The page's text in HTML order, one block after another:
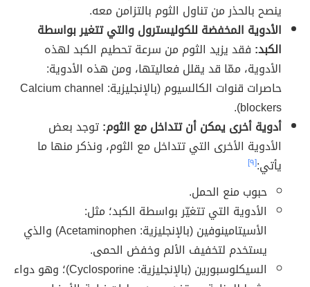
ينصح بالحذر من تناول الثوم بالتزامن معه.
الأدوية المخفضة للكوليسترول والتي تتغير بواسطة
الكبد: فقد يزيد الثوم من سرعة تحطيم الكبد لهذه
الأدوية، ممّا قد يقلل فعاليتها، ومن هذه الأدوية:
حاصرات قنوات الكالسيوم (بالإنجليزية: Calcium channel
blockers).
أدوية أخرى يمكن أن تتداخل مع الثوم:توجد بعض
الأدوية الأخرى التي تتداخل مع الثوم، ونذكر منها ما
يأتي:[٩]
حبوب منع الحمل.
الأدوية التي تتغيّر بواسطة الكبد؛ مثل:
الأسيتامينوفين (بالإنجليزية: Acetaminophen) والذي
يستخدم لتخفيف الألم وخفض الحمى.
السيكلوسبورين (بالإنجليزية: Cyclosporine)؛ وهو دواء